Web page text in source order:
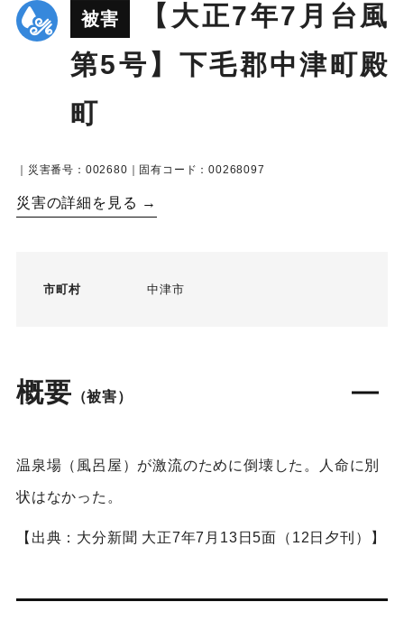
被害
【大正7年7月台風
第5号】下毛郡中津町殿
町
｜災害番号：002680｜固有コード：00268097
災害の詳細を見る →
市町村 中津市
概要 （被害）
温泉場（風呂屋）が激流のために倒壊した。人命に別
状はなかった。
【出典：大分新聞 大正7年7月13日5面（12日夕刊）】